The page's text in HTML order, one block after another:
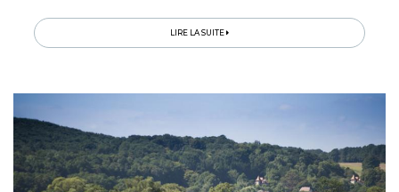
aux vols vers Carcassonne et aux trains directs vers
Narbonne…
LIRE LA SUITE